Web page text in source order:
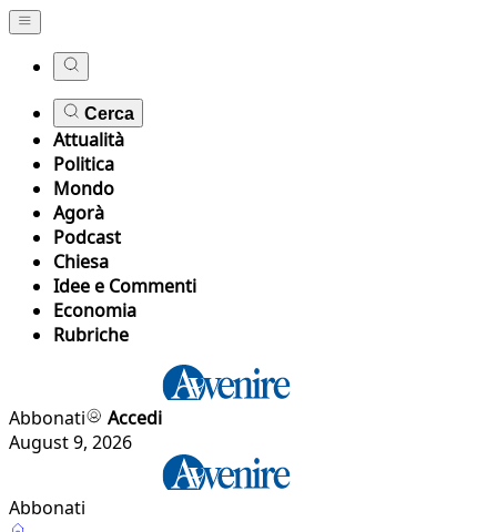
Cerca
Attualità
Politica
Mondo
Agorà
Podcast
Chiesa
Idee e Commenti
Economia
Rubriche
Abbonati
Accedi
August 9, 2026
Abbonati